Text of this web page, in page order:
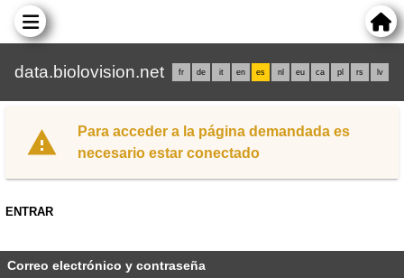
data.biolovision.net fr de it en es nl eu ca pl rs lv
Para acceder a la página demandada es
necesario estar conectado
ENTRAR
Correo electrónico y contraseña